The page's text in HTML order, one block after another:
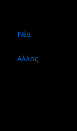
Νέα
Αλλος